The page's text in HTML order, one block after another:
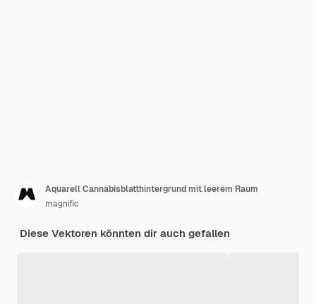
Aquarell Cannabisblatthintergrund mit leerem Raum
magnific
Diese Vektoren könnten dir auch gefallen